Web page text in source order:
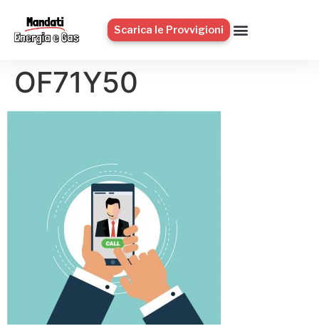
Scarica le Provvigioni
OF71Y50